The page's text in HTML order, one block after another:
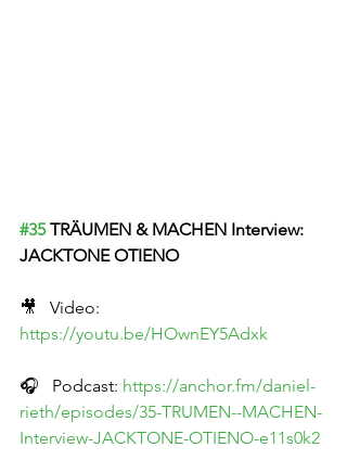
#35 TRÄUMEN & MACHEN Interview:
JACKTONE OTIENO
🎥   Video:
https://youtu.be/HOwnEY5Adxk
🎧   Podcast: https://anchor.fm/daniel-
rieth/episodes/35-TRUMEN--MACHEN-
Interview-JACKTONE-OTIENO-e11s0k2